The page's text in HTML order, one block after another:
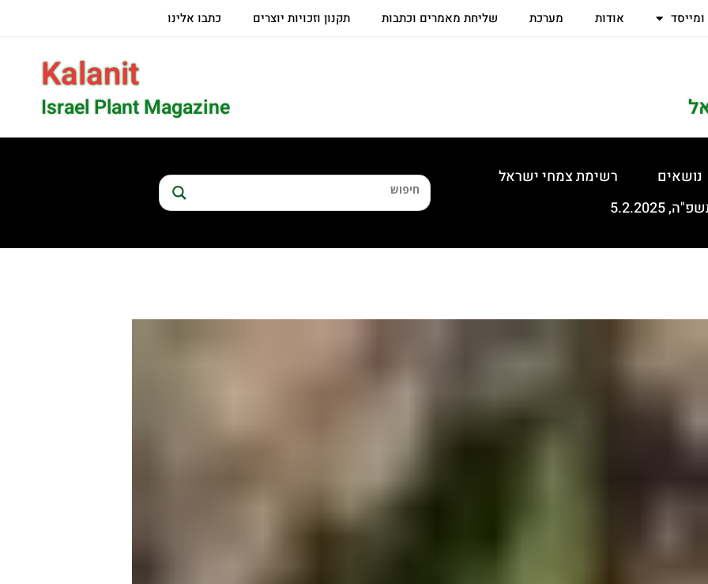
אודות מערכת שליחת מאמרים וכתבות תקנון וזכויות יוצרים כתבו אלינו
Kalanit
Israel Plant Magazine
נושאים
רשימת צמחי ישראל